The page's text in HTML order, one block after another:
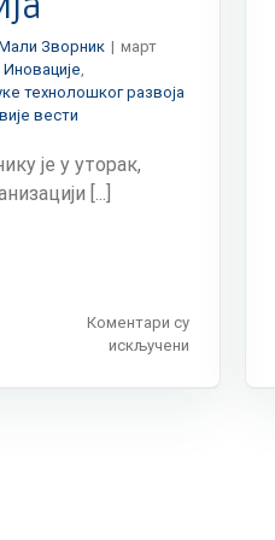
Зворник | март
Иновације,
технолошког развоја
вести
је у уторак,
[...]
Коментари су
искључени